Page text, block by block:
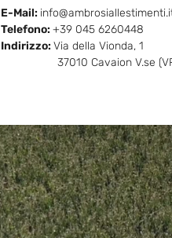
E-Mail:
Telefono:+39 045 6260448
Indirizzo:Via della Vionda, 1
37010 Cavaion V.se